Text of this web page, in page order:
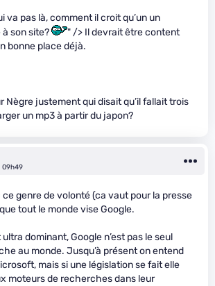
va pas là, comment il croit qu’un un
son site?
" /> Il devrait être content
bonne place déjà.
Nègre justement qui disait qu’il fallait trois
un mp3 à partir du japon?
09h49
genre de volonté (ca vaut pour la presse
tout le monde vise Google.
ultra dominant, Google n’est pas le seul
au monde. Jusqu’à présent on entend
mais si une législation se fait elle
moteurs de recherches dans leur